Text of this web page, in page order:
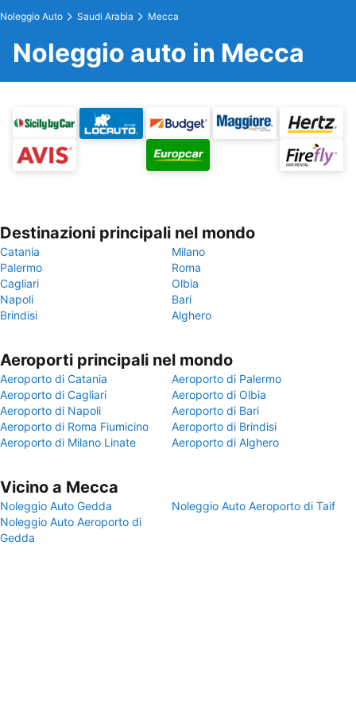
Noleggio Auto Saudi Arabia Mecca
Noleggio auto in Mecca
Destinazioni principali nel mondo
Catania
Milano
Palermo
Roma
Cagliari
Olbia
Napoli
Bari
Brindisi
Alghero
Aeroporti principali nel mondo
Aeroporto di Catania
Aeroporto di Palermo
Aeroporto di Cagliari
Aeroporto di Olbia
Aeroporto di Napoli
Aeroporto di Bari
Aeroporto di Roma Fiumicino
Aeroporto di Brindisi
Aeroporto di Milano Linate
Aeroporto di Alghero
Vicino a Mecca
Noleggio Auto Gedda
Noleggio Auto Aeroporto di Taif
Noleggio Auto Aeroporto di
Gedda